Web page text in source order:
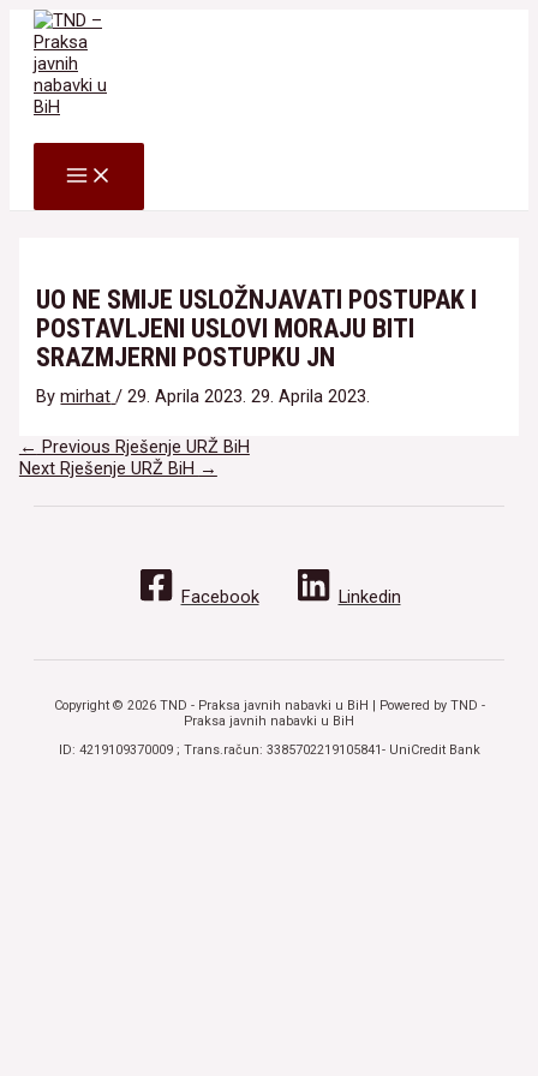
Skip
content
MAIN
MENU
UO NE SMIJE USLOŽNJAVATI POSTUPAK I
POSTAVLJENI USLOVI MORAJU BITI
SRAZMJERNI POSTUPKU JN
Bymirhat /29. Aprila 2023. 29. Aprila 2023.
Navigacija
članaka
← Previous Rješenje URŽ BiH
Next Rješenje URŽ BiH →
Facebook Linkedin
Copyright © 2026 TND - Praksa javnih nabavki u BiH | Powered by TND -
Praksa javnih nabavki u BiH
ID: 4219109370009 ; Trans.račun: 3385702219105841- UniCredit Bank